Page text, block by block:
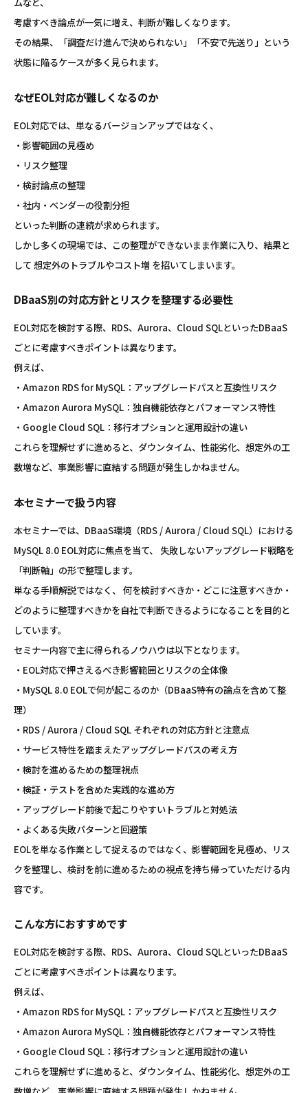
ムなど、
考慮すべき論点が一気に増え、判断が難しくなります。
その結果、「調査だけ進んで決められない」「不安で先送り」という
状態に陥るケースが多く見られます。
なぜEOL対応が難しくなるのか
EOL対応では、単なるバージョンアップではなく、
・影響範囲の見極め
・リスク整理
・検討論点の整理
・社内・ベンダーの役割分担
といった判断の連続が求められます。
しかし多くの現場では、この整理ができないまま作業に入り、結果と
して 想定外のトラブルやコスト増 を招いてしまいます。
DBaaS別の対応方針とリスクを整理する必要性
EOL対応を検討する際、RDS、Aurora、Cloud SQLといったDBaaS
ごとに考慮すべきポイントは異なります。
例えば、
・Amazon RDS for MySQL：アップグレードパスと互換性リスク
・Amazon Aurora MySQL：独自機能依存とパフォーマンス特性
・Google Cloud SQL：移行オプションと運用設計の違い
これらを理解せずに進めると、ダウンタイム、性能劣化、想定外の工
数増など、事業影響に直結する問題が発生しかねません。
本セミナーで扱う内容
本セミナーでは、DBaaS環境（RDS / Aurora / Cloud SQL）における
MySQL 8.0 EOL対応に焦点を当て、 失敗しないアップグレード戦略を
「判断軸」の形で整理します。
単なる手順解説ではなく、 何を検討すべきか・どこに注意すべきか・
どのように整理すべきかを自社で判断できるようになることを目的と
しています。
セミナー内容で主に得られるノウハウは以下となります。
・EOL対応で押さえるべき影響範囲とリスクの全体像
・MySQL 8.0 EOLで何が起こるのか（DBaaS特有の論点を含めて整
理）
・RDS / Aurora / Cloud SQL それぞれの対応方針と注意点
・サービス特性を踏まえたアップグレードパスの考え方
・検討を進めるための整理視点
・検証・テストを含めた実践的な進め方
・アップグレード前後で起こりやすいトラブルと対処法
・よくある失敗パターンと回避策
EOLを単なる作業として捉えるのではなく、影響範囲を見極め、リス
クを整理し、検討を前に進めるための視点を持ち帰っていただける内
容です。
こんな方におすすめです
EOL対応を検討する際、RDS、Aurora、Cloud SQLといったDBaaS
ごとに考慮すべきポイントは異なります。
例えば、
・Amazon RDS for MySQL：アップグレードパスと互換性リスク
・Amazon Aurora MySQL：独自機能依存とパフォーマンス特性
・Google Cloud SQL：移行オプションと運用設計の違い
これらを理解せずに進めると、ダウンタイム、性能劣化、想定外の工